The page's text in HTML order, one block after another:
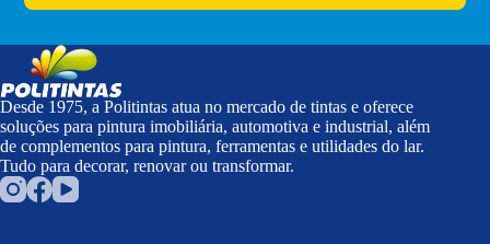
Desde 1975, a Politintas atua no mercado de tintas e oferece
soluções para pintura imobiliária, automotiva e industrial, além
de complementos para pintura, ferramentas e utilidades do lar.
Tudo para decorar, renovar ou transformar.